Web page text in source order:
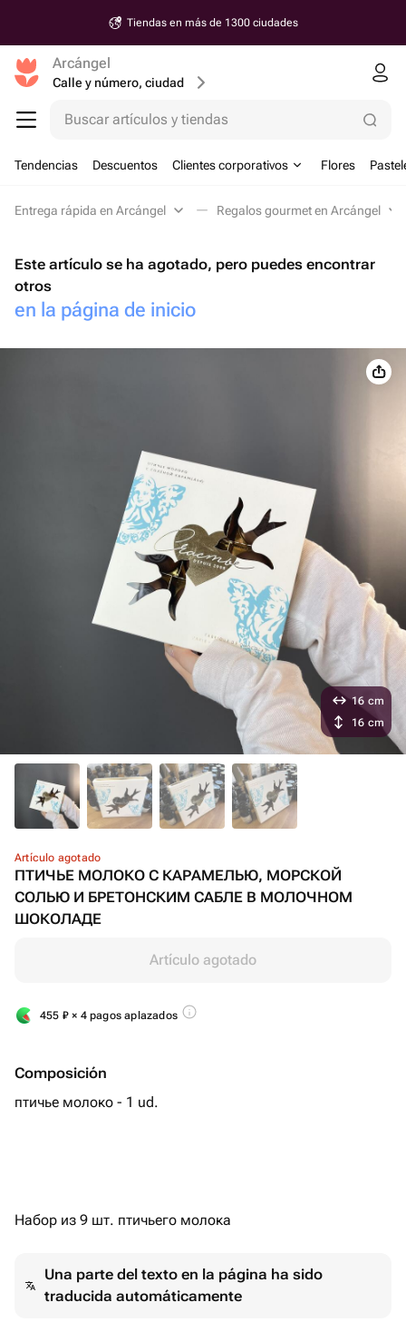
Tiendas en más de 1300 ciudades
Arcángel
Calle y número, ciudad
Buscar artículos y tiendas
Tendencias Descuentos Clientes corporativos Flores
Entrega rápida en Arcángel Regalos gourmet en Arcángel
Este artículo se ha agotado, pero puedes encontrar
otros
en la página de inicio
Artículo agotado
ПТИЧЬЕ МОЛОКО С КАРАМЕЛЬЮ, МОРСКОЙ
СОЛЬЮ И БРЕТОНСКИМ САБЛЕ В МОЛОЧНОМ
ШОКОЛАДЕ
Artículo agotado
455 ₽ × 4 pagos aplazados
Composición
птичье молоко - 1 ud.
16 cm
16 cm
Набор из 9 шт. птичьего молока
Una parte del texto en la página ha sido
traducida automáticamente